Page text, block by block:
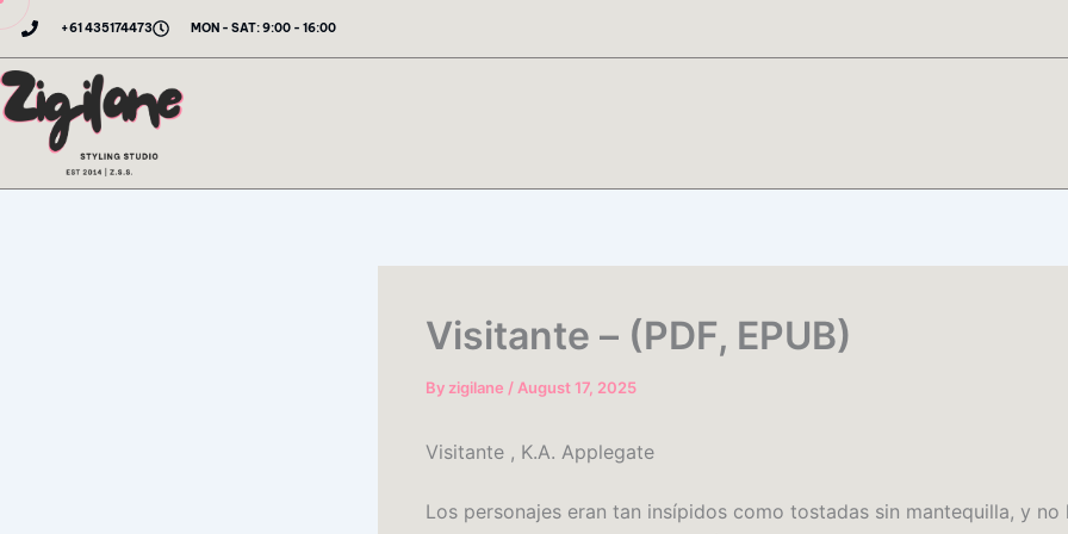
Skip
content
+61 435174473 MON - SAT: 9:00 - 16:00
Visitante – (PDF, EPUB)
By zigilane / August 17, 2025
Visitante , K.A. Applegate
Los personajes eran tan insípidos como tostadas sin mantequilla, y no